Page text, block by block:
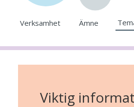
Verksamhet Ämne
Viktig